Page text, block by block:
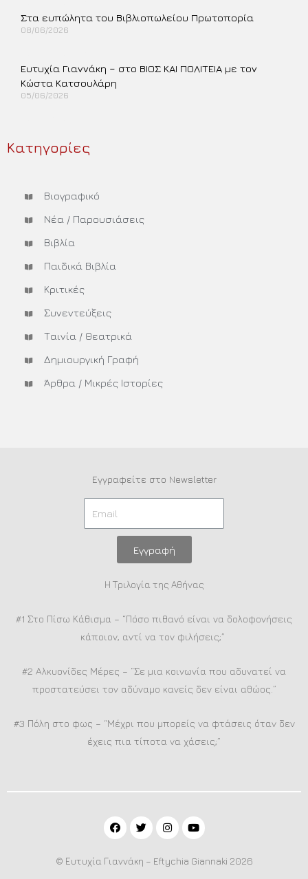
Στα ευπώλητα του Βιβλιοπωλείου Πρωτοπορία
08/06/2026
Ευτυχία Γιαννάκη – στο ΒΙΟΣ ΚΑΙ ΠΟΛΙΤΕΙΑ με τον
Κώστα Κατσουλάρη
05/06/2026
Κατηγορίες
Βιογραφικό
Νέα / Παρουσιάσεις
Βιβλία
Παιδικά Βιβλία
Κριτικές
Συνεντεύξεις
Ταινία / Θεατρικά
Δημιουργική Γραφή
Άρθρα / Μικρές Ιστορίες
Εγγραφείτε στο Newsletter
Εγγραφή
Η Τριλογία της Αθήνας
#1 Στο Πίσω Κάθισμα – “Πόσο πιθανό είναι να δολοφονήσεις
κάποιον, αντί να τον φιλήσεις;”
#2 Αλκυονίδες Μέρες – “Σε μια κοινωνία που αδυνατεί να
προστατεύσει τον αδύναμο κανείς δεν είναι αθώος.”
#3 Πόλη στο φως – “Μέχρι που μπορείς να φτάσεις όταν δεν
έχεις πια τίποτα να χάσεις;”
© Ευτυχία Γιαννάκη – Eftychia Giannaki 2026